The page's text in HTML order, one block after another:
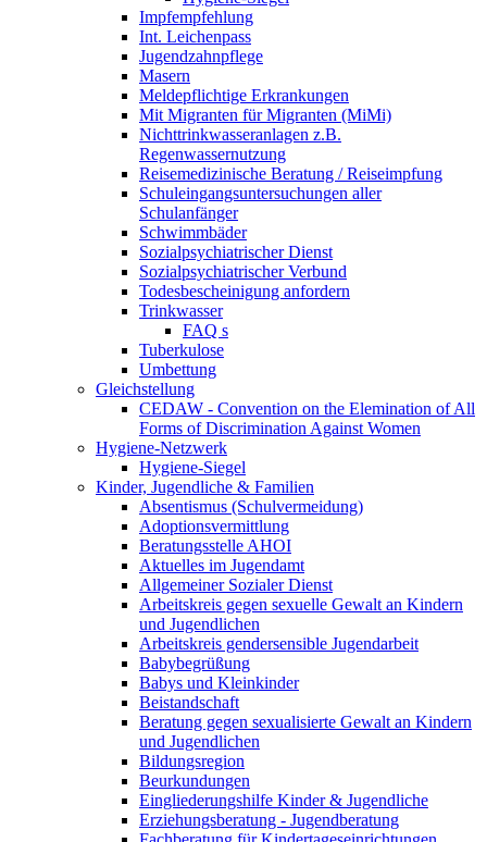
Impfempfehlung
Int. Leichenpass
Jugendzahnpflege
Masern
Meldepflichtige Erkrankungen
Mit Migranten für Migranten (MiMi)
Nichttrinkwasseranlagen z.B.
Regenwassernutzung
Reisemedizinische Beratung / Reiseimpfung
Schuleingangsuntersuchungen aller
Schulanfänger
Schwimmbäder
Sozialpsychiatrischer Dienst
Sozialpsychiatrischer Verbund
Todesbescheinigung anfordern
Trinkwasser
FAQ s
Tuberkulose
Umbettung
Gleichstellung
CEDAW - Convention on the Elemination of All
Forms of Discrimination Against Women
Hygiene-Netzwerk
Hygiene-Siegel
Kinder, Jugendliche & Familien
Absentismus (Schulvermeidung)
Adoptionsvermittlung
Beratungsstelle AHOI
Aktuelles im Jugendamt
Allgemeiner Sozialer Dienst
Arbeitskreis gegen sexuelle Gewalt an Kindern
und Jugendlichen
Arbeitskreis gendersensible Jugendarbeit
Babybegrüßung
Babys und Kleinkinder
Beistandschaft
Beratung gegen sexualisierte Gewalt an Kindern
und Jugendlichen
Bildungsregion
Beurkundungen
Eingliederungshilfe Kinder & Jugendliche
Erziehungsberatung - Jugendberatung